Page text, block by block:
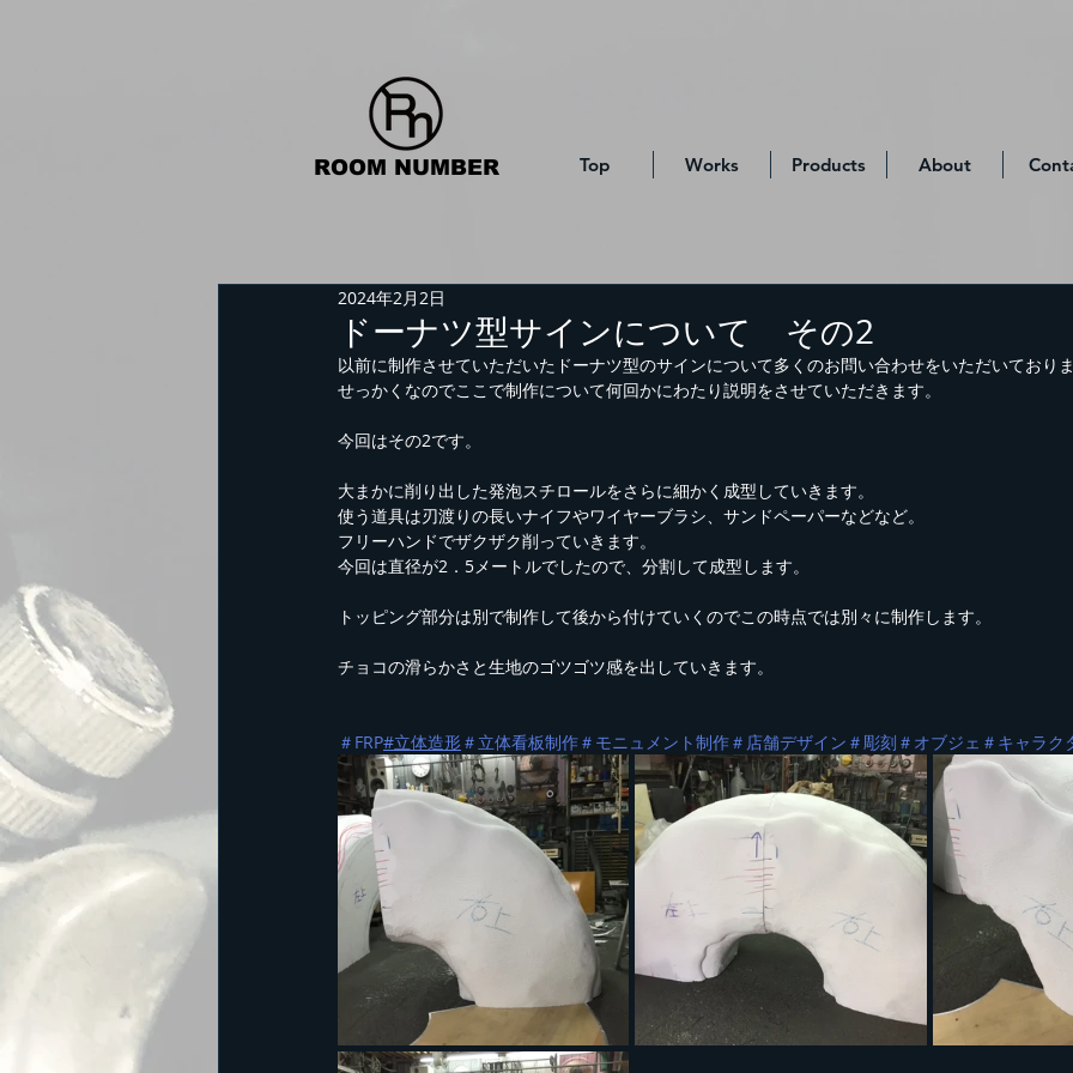
Top Works Products About
ROOM NUMBER
ドーナツ型サインについて その2
2024年2月2日
以前に制作させていただいたドーナツ型のサインについて多くのお問い合わせをいただいており
せっかくなのでここで制作について何回かにわたり説明をさせていただきます。
今回はその2です。
大まかに削り出した発泡スチロールをさらに細かく成型していきます。
使う道具は刃渡りの長いナイフやワイヤーブラシ、サンドペーパーなどなど。
フリーハンドでザクザク削っていきます。
今回は直径が2．5メートルでしたので、分割して成型します。
トッピング部分は別で制作して後から付けていくのでこの時点では別々に制作します。
チョコの滑らかさと生地のゴツゴツ感を出していきます。
＃FRP#立体造形＃立体看板制作＃モニュメント制作＃店舗デザイン ＃彫刻 ＃オブジェ ＃キャラク